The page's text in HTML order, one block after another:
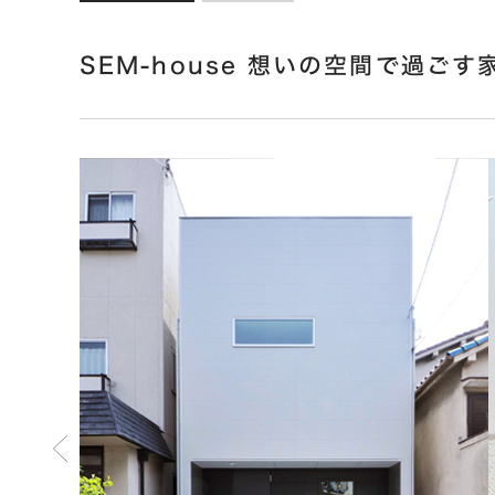
SEM-house 想いの空間で過ごす